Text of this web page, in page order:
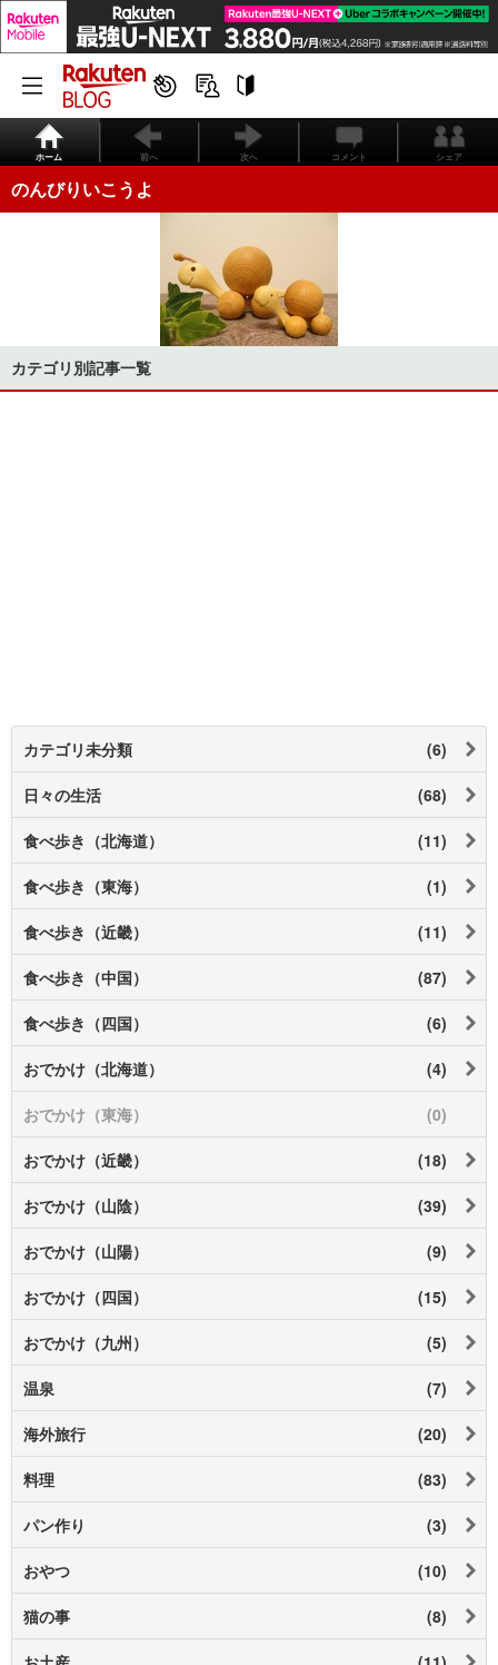
ホーム 前へ 次へ コメント シェア
のんびりいこうよ
カテゴリ別記事一覧
カテゴリ未分類 (6)
日々の生活 (68)
食べ歩き（北海道） (11)
食べ歩き（東海） (1)
食べ歩き（近畿） (11)
食べ歩き（中国） (87)
食べ歩き（四国） (6)
おでかけ（北海道） (4)
おでかけ（東海） (0)
おでかけ（近畿） (18)
おでかけ（山陰） (39)
おでかけ（山陽） (9)
おでかけ（四国） (15)
おでかけ（九州） (5)
温泉 (7)
海外旅行 (20)
料理 (83)
パン作り (3)
おやつ (10)
猫の事 (8)